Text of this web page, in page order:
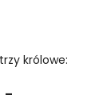
królowe:
–